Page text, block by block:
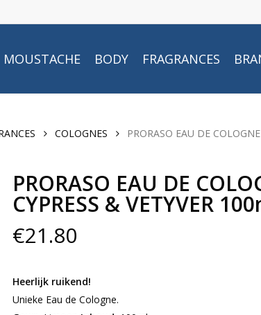
MOUSTACHE BODY FRAGRANCES
COLOGNES
PRORASO EAU DE
PRORASO EAU DE
CYPRESS & VETYVER
€21.80
Heerlijk ruikend!
Unieke Eau de Cologne.